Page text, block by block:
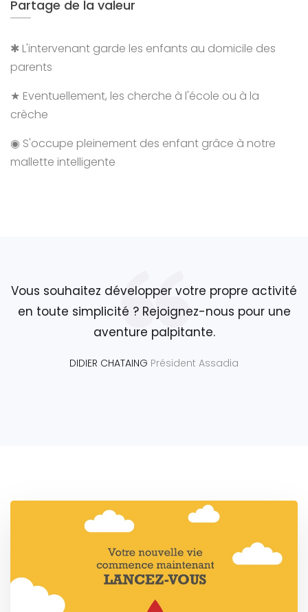
Partage de la valeur
✱ L'intervenant garde les enfants au domicile des
parents
★ Eventuellement, les cherche à l'école ou à la
crèche
◉ S'occupe pleinement des enfant grâce à notre
mallette intelligente
Vous souhaitez développer votre propre activité
en toute simplicité ? Rejoignez-nous pour une
aventure palpitante.
DIDIER CHATAING Président Assadia